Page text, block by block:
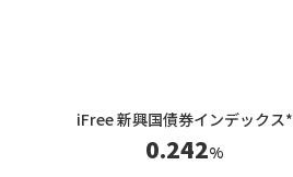
iFree 新興国債券インデックス*
0.242%